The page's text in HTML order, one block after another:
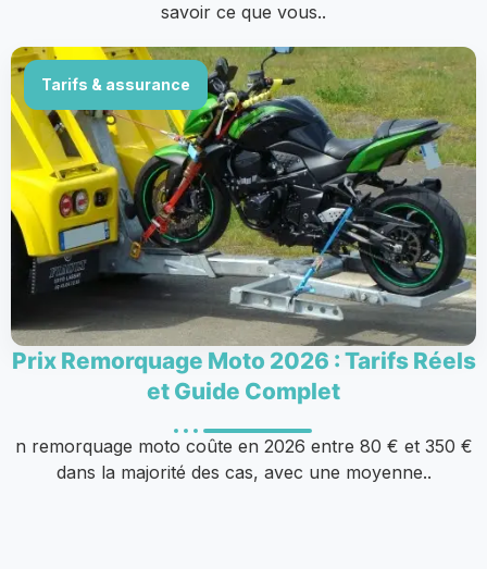
savoir ce que vous..
Tarifs & assurance
Prix Remorquage Moto 2026 : Tarifs Réels
et Guide Complet
n remorquage moto coûte en 2026 entre 80 € et 350 €
dans la majorité des cas, avec une moyenne..